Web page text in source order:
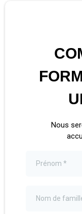
Nous